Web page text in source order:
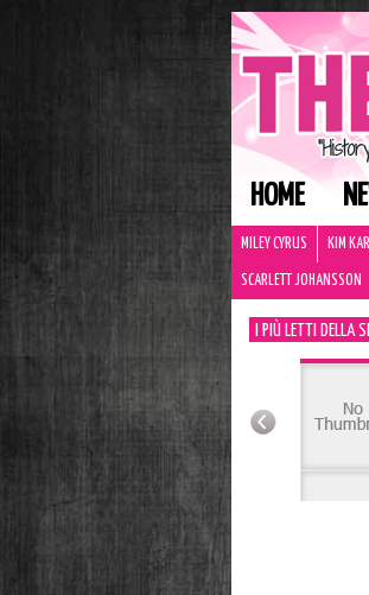
HOME
MILEY CYRUS KIM
SCARLETT JOHANSSON
I PIÙ LETTI DELLA